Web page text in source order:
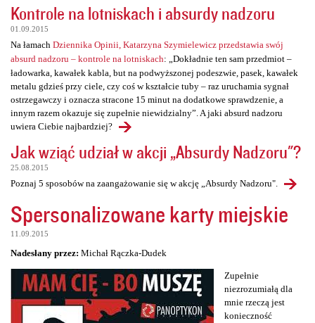
Kontrole na lotniskach i absurdy nadzoru
01.09.2015
Na łamach Dziennika Opinii, Katarzyna Szymielewicz przedstawia swój
absurd nadzoru – kontrole na lotniskach: „Dokładnie ten sam przedmiot –
ładowarka, kawałek kabla, but na podwyższonej podeszwie, pasek, kawałek
metalu gdzieś przy ciele, czy coś w kształcie tuby – raz uruchamia sygnał
ostrzegawczy i oznacza stracone 15 minut na dodatkowe sprawdzenie, a
innym razem okazuje się zupełnie niewidzialny”. A jaki absurd nadzoru
uwiera Ciebie najbardziej?
Jak wziąć udział w akcji „Absurdy Nadzoru"?
25.08.2015
Poznaj 5 sposobów na zaangażowanie się w akcję „Absurdy Nadzoru".
Spersonalizowane karty miejskie
11.09.2015
Nadesłany przez: Michał Rączka-Dudek
Zupełnie
niezrozumiałą dla
mnie rzeczą jest
konieczność